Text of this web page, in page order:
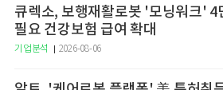
큐렉소, 보행재활로봇 '모닝워크' 4
필요 건강보험 급여 확대
기업분석 2026-08-06